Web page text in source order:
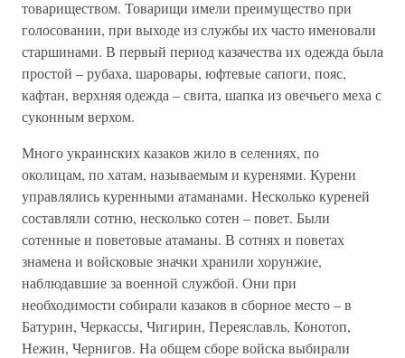
товариществом. Товарищи имели преимущество при
голосовании, при выходе из службы их часто именовали
старшинами. В первый период казачества их одежда была
простой – рубаха, шаровары, юфтевые сапоги, пояс,
кафтан, верхняя одежда – свита, шапка из овечьего меха с
суконным верхом.
Много украинских казаков жило в селениях, по
околицам, по хатам, называемым и куренями. Курени
управлялись куренными атаманами. Несколько куреней
составляли сотню, несколько сотен – повет. Были
сотенные и поветовые атаманы. В сотнях и поветах
знамена и войсковые значки хранили хорунжие,
наблюдавшие за военной службой. Они при
необходимости собирали казаков в сборное место – в
Батурин, Черкассы, Чигирин, Переяславль, Конотоп,
Нежин, Чернигов. На общем сборе войска выбирали